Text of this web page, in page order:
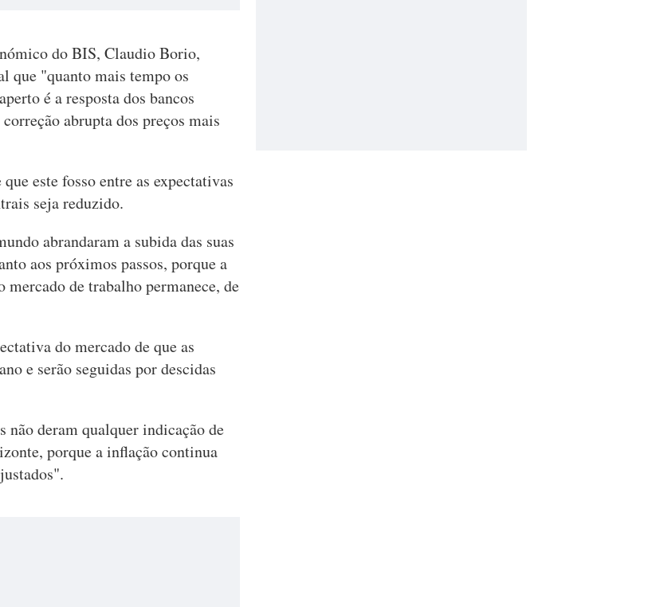
do BIS, Claudio Borio,
que "quanto mais tempo os
é a resposta dos bancos
abrupta dos preços mais
este fosso entre as expectativas
seja reduzido.
abrandaram a subida das suas
aos próximos passos, porque a
de trabalho permanece, de
do mercado de que as
e serão seguidas por descidas
não deram qualquer indicação de
porque a inflação continua